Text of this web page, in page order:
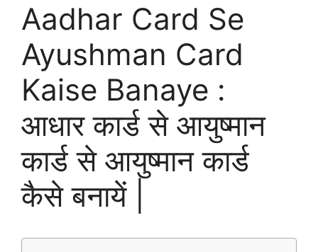
Aadhar Card Se
Ayushman Card
Kaise Banaye :
आधार कार्ड से आयुष्मान
कार्ड से आयुष्मान कार्ड
कैसे बनायें |